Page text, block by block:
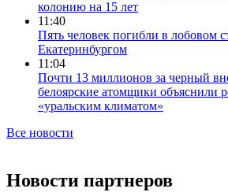
колонию на 15 лет
11:40
Пять человек погибли в лобовом
Екатеринбургом
11:04
Почти 13 миллионов за черный
белоярские атомщики объяснили
«уральским климатом»
Все новости
Новости партнеров